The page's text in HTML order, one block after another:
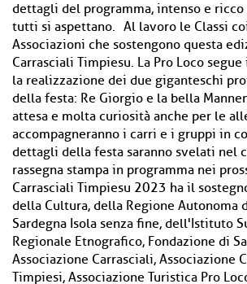
dettagli del programma, intenso e ricco
tutti si aspettano. Al lavoro le Classi
Associazioni che sostengono questa
Carrasciali Timpiesu. La Pro Loco
la realizzazione dei due giganteschi
della festa: Re Giorgio e la bella
attesa e molta curiosità anche per le
accompagneranno i carri e i gruppi in
dettagli della festa saranno svelati nel
rassegna stampa in programma nei
Carrasciali Timpiesu 2023 ha il
della Cultura, della Regione Autonoma
Sardegna Isola senza fine, dell'Istituto
Regionale Etnografico, Fondazione di
Associazione Carrasciali, Associazione
Timpiesi, Associazione Turistica Pro